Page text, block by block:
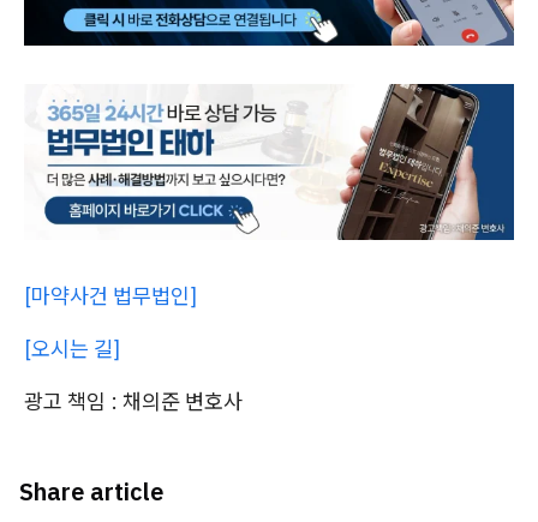
[마약사건 법무법인]
[오시는 길]
광고 책임 : 채의준 변호사
Share article